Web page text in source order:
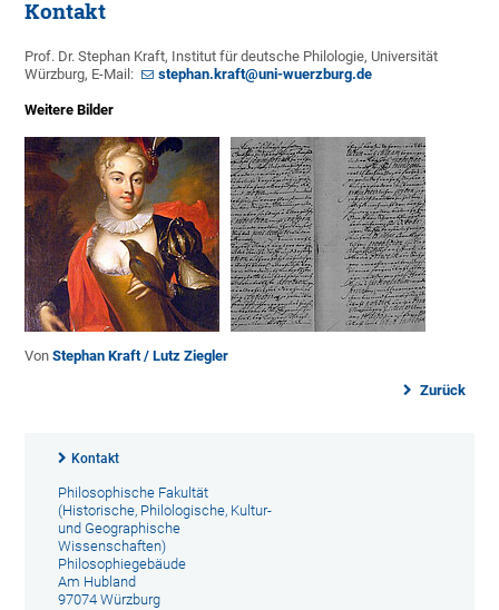
Kontakt
Prof. Dr. Stephan Kraft, Institut für deutsche Philologie, Universität
Würzburg, E-Mail:
stephan.kraft@uni-wuerzburg.de
Weitere Bilder
VonStephan Kraft / Lutz Ziegler
Zurück
Kontakt
Philosophische Fakultät
(Historische, Philologische, Kultur-
und Geographische
Wissenschaften)
Philosophiegebäude
Am Hubland
97074 Würzburg